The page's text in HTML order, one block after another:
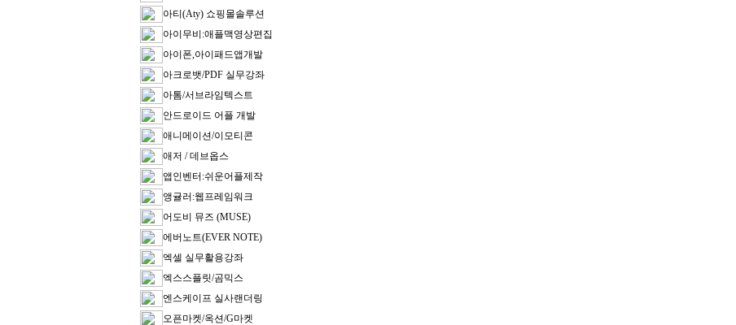
아티(Aty) 쇼핑몰솔루션
아이무비:애플맥영상편집
아이폰,아이패드앱개발
아크로뱃/PDF 실무강좌
아톰/서브라임텍스트
안드로이드 어플 개발
애니메이션/이모티콘
애저 / 데브옵스
앱인벤터:쉬운어플제작
앵귤러:웹프레임워크
어도비 뮤즈 (MUSE)
에버노트(EVER NOTE)
엑셀 실무활용강좌
엑스스플릿/곰믹스
엔스케이프 실사랜더링
오픈마켓/옥션/G마켓